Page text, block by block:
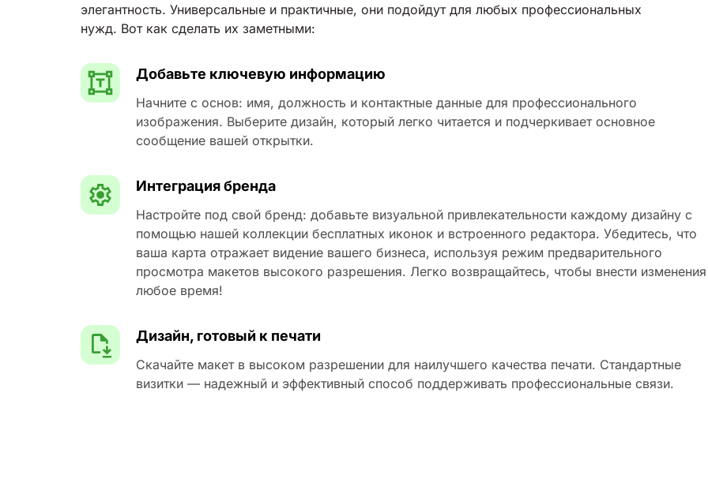
элегантность. Универсальные и практичные, они подойдут для любых профессиональных
нужд. Вот как сделать их заметными:
Добавьте ключевую информацию
Начните с основ: имя, должность и контактные данные для профессионального
изображения. Выберите дизайн, который легко читается и подчеркивает основное
сообщение вашей открытки.
Интеграция бренда
Настройте под свой бренд: добавьте визуальной привлекательности каждому дизайну с
помощью нашей коллекции бесплатных иконок и встроенного редактора. Убедитесь, что
ваша карта отражает видение вашего бизнеса, используя режим предварительного
просмотра макетов высокого разрешения. Легко возвращайтесь, чтобы внести
любое время!
Дизайн, готовый к печати
Скачайте макет в высоком разрешении для наилучшего качества печати. Стандартные
визитки — надежный и эффективный способ поддерживать профессиональные связи.